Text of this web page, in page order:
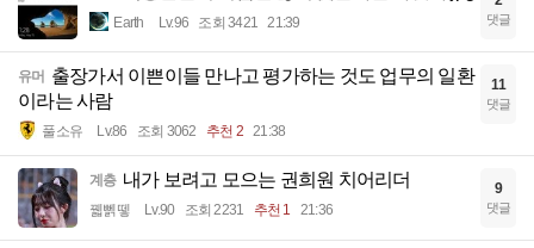
Earth Lv.96 조회 3421 21:39 댓글
유머 출장가서 이쁜이들 만나고 평가하는 것도 업무의 일환
이라는 사람
풀소유 Lv.86 조회 3062 추천 2 21:38
11
댓글
계층 내가 보려고 모으는 권희원 치어리더
꿻뻵뗗 Lv.90 조회 2231 추천 1 21:36
9
댓글